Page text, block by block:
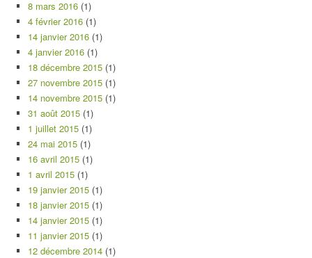
8 mars 2016 (1)
4 février 2016 (1)
14 janvier 2016 (1)
4 janvier 2016 (1)
18 décembre 2015 (1)
27 novembre 2015 (1)
14 novembre 2015 (1)
31 août 2015 (1)
1 juillet 2015 (1)
24 mai 2015 (1)
16 avril 2015 (1)
1 avril 2015 (1)
19 janvier 2015 (1)
18 janvier 2015 (1)
14 janvier 2015 (1)
11 janvier 2015 (1)
12 décembre 2014 (1)